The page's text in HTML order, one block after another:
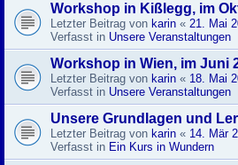
Workshop in Kißlegg, im
Letzter Beitrag von karin « 21. Mai
Verfasst in Unsere Veranstaltungen
Workshop in Wien, im Juni
Letzter Beitrag von karin « 18. Mai
Verfasst in Unsere Veranstaltungen
Unsere Grundlagen und
Letzter Beitrag von karin « 14. Mär
Verfasst in Ein Kurs in Wundern